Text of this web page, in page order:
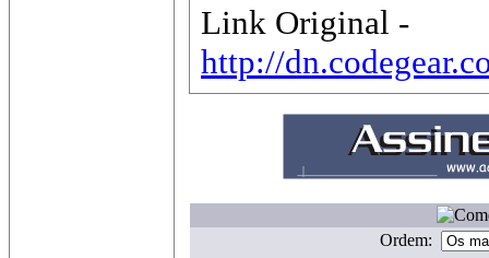
Link Original -
http://
Ordem: